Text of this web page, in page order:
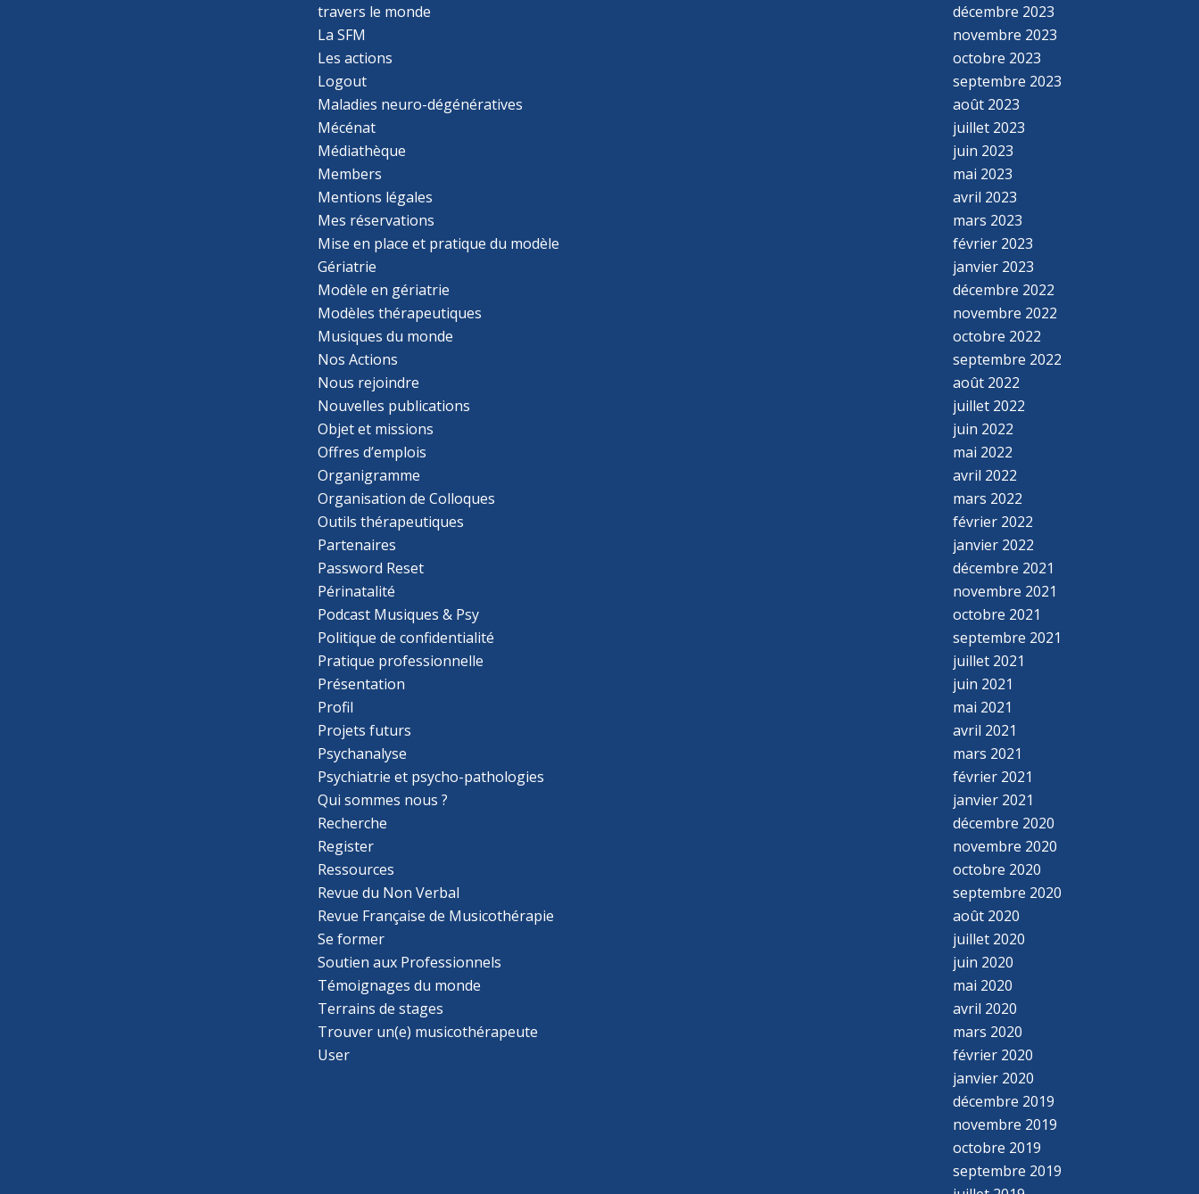
travers le monde
La SFM
Les actions
Logout
Maladies neuro-dégénératives
Mécénat
Médiathèque
Members
Mentions légales
Mes réservations
Mise en place et pratique du modèle
Gériatrie
Modèle en gériatrie
Modèles thérapeutiques
Musiques du monde
Nos Actions
Nous rejoindre
Nouvelles publications
Objet et missions
Offres d’emplois
Organigramme
Organisation de Colloques
Outils thérapeutiques
Partenaires
Password Reset
Périnatalité
Podcast Musiques & Psy
Politique de confidentialité
Pratique professionnelle
Présentation
Profil
Projets futurs
Psychanalyse
Psychiatrie et psycho-pathologies
Qui sommes nous ?
Recherche
Register
Ressources
Revue du Non Verbal
Revue Française de Musicothérapie
Se former
Soutien aux Professionnels
Témoignages du monde
Terrains de stages
Trouver un(e) musicothérapeute
User
décembre 2023
novembre 2023
octobre 2023
septembre 2023
août 2023
juillet 2023
juin 2023
mai 2023
avril 2023
mars 2023
février 2023
janvier 2023
décembre 2022
novembre 2022
octobre 2022
septembre 2022
août 2022
juillet 2022
juin 2022
mai 2022
avril 2022
mars 2022
février 2022
janvier 2022
décembre 2021
novembre 2021
octobre 2021
septembre 2021
juillet 2021
juin 2021
mai 2021
avril 2021
mars 2021
février 2021
janvier 2021
décembre 2020
novembre 2020
octobre 2020
septembre 2020
août 2020
juillet 2020
juin 2020
mai 2020
avril 2020
mars 2020
février 2020
janvier 2020
décembre 2019
novembre 2019
octobre 2019
septembre 2019